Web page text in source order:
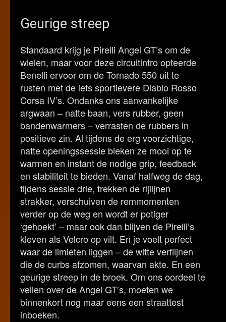
Geurige streep
Standaard krijg je Pirelli Angel GT’s om de
wielen, maar voor deze circuitintro opteerde
Benelli ervoor om de Tornado 550 uit te
rusten met de iets sportievere Diablo Rosso
Corsa IV’s. Ondanks ons aanvankelijke
argwaan – natte baan, vers rubber, geen
bandenwarmers – verrasten de rubbers in
positieve zin. Al tijdens de erg voorzichtige,
natte openingssessie bleken ze mooi op te
warmen en instant de nodige grip, feedback
en stabiliteit te bieden. Vanaf halfweg de dag,
tijdens sessie drie, trekken de rijlijnen
strakker, verschuiven de remmomenten
verder op de weg en wordt er potiger
‘gehoekt’ – maar ook dan blijven de Pirelli’s
kleven als Velcro op vilt. En je voelt perfect
waar de limieten liggen – de witte verflijnen
die de curbs afzomen, waarvan akte. En een
geurige streep in de broek. Om ons oordeel te
vellen over de Angel GT’s, moeten we
binnenkort nog maar eens een straattest
inboeken.